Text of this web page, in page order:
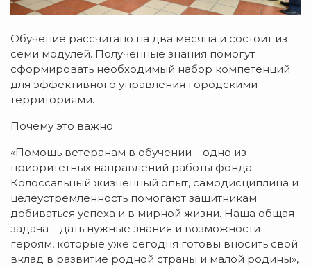
Обучение рассчитано на два месяца и состоит из
семи модулей. Полученные знания помогут
сформировать необходимый набор компетенций
для эффективного управления городскими
территориями.
Почему это важно
«Помощь ветеранам в обучении – одно из
приоритетных направлений работы фонда.
Колоссальный жизненный опыт, самодисциплина и
целеустремленность помогают защитникам
добиваться успеха и в мирной жизни. Наша общая
задача – дать нужные знания и возможности
героям, которые уже сегодня готовы вносить свой
вклад в развитие родной страны и малой родины»,